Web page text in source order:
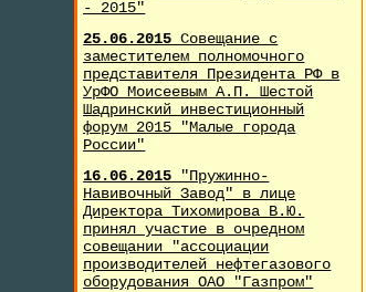
- 2015"
25.06.2015Совещание с
заместителем полномочного
представителя Президента РФ в
УрФО Моисеевым А.П. Шестой
Шадринский инвестиционный
форум 2015 "Малые города
России"
16.06.2015
"Пружинно-
Навивочный Завод" в лице
Директора Тихомирова В.Ю.
принял участие в очредном
совещании "ассоциации
производителей нефтегазового
оборудования ОАО "Газпром"